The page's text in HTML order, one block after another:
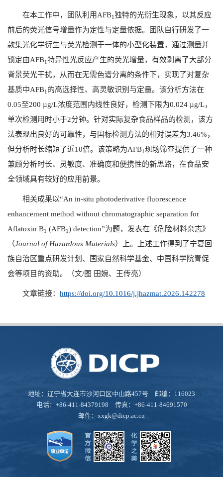
在本工作中，团队利用AFB1独特的光衍生现象，以其反应
前后的荧光信号增量作为定性与定量依据。团队自行研发了一
款集光化学衍生与荧光检测于一体的小型化装置，通过测量并
锁定由AFB1特异性光反应产生的荧光增量，有效剥离了大部分
背景荧光干扰，从而在无需色谱分离的条件下，实现了对复杂
基质中AFB1 的高选择性、高灵敏识别与定量。该分析方法在
0.05至200 µg/L浓度范围内线性良好，检测下限为0.024 µg/L，
单次检测用时小于2分钟。针对实际复杂食品样品的检测，该方
法表现出良好的可靠性，与国标检测方法的相对误差为3.46%，
但分析时长缩短了近10倍。该策略为AFB1现场筛查提供了一种
兼顾分析时长、灵敏度、准确度和便携性的新思路，在食品安
全领域具有较好的应用前景。
相关成果以“An in-situ photoderivative fluorescence
enhancement method without chromatographic separation for
Aflatoxin B1 (AFB1) detection”为题，发表在《危险材料杂志》
（Journal of Hazardous Materials）上。上述工作得到了宁夏回
族自治区重点研发计划、国家自然科学基金、中国科学院青促
会等项目的资助。（文/图 田婉、王传亮）
文章链接： https://doi.org/10.1016/j.jhazmat.2026.142278
地址：辽宁省大连市沙河口区中山路457号 邮编：116023
电话：+86-411-84379198 传真：+86-411-84691570
邮件： xxgk@dicp.ac.cn